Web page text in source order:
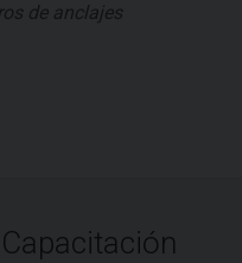
de anclajes